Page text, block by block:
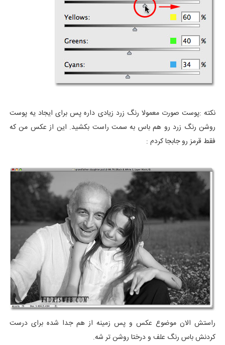
نکته :پوست صورت معمولا رنگ زرد زیادی داره پس برای ایجاد یه پوست
روشن رنگ زرد رو هم باس به سمت راست بکشید. این از عکس من که
فقط قرمز رو جابجا کردم :
راستش الان موضوع عکس و پس زمینه از هم جدا شده برای درست
کردنش باس رنگ علف و درختا روشن تر شه.